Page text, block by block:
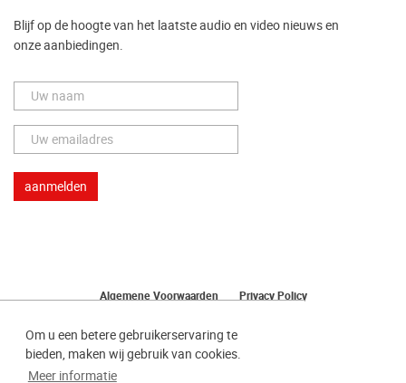
Om u een betere gebruikerservaring te
bieden, maken wij gebruik van cookies.
Meer informatie
Blijf op de hoogte van het laatste audio en video nieuws en
onze aanbiedingen.
Algemene Voorwaarden
Privacy Policy